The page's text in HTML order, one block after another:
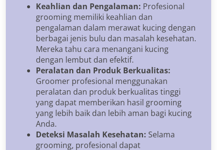
Keahlian dan Pengalaman: Profesional
grooming memiliki keahlian dan
pengalaman dalam merawat kucing dengan
berbagai jenis bulu dan masalah kesehatan.
Mereka tahu cara menangani kucing
dengan lembut dan efektif.
Peralatan dan Produk Berkualitas:
Groomer profesional menggunakan
peralatan dan produk berkualitas tinggi
yang dapat memberikan hasil grooming
yang lebih baik dan lebih aman bagi kucing
Anda.
Deteksi Masalah Kesehatan: Selama
grooming, profesional dapat